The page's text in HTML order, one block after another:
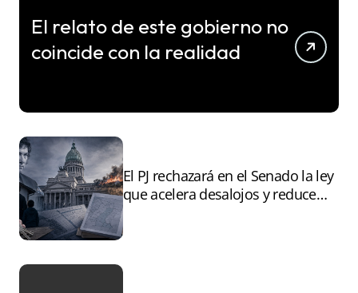
El relato de este gobierno no
coincide con la realidad
El PJ rechazará en el Senado la ley
que acelera desalojos y reduce